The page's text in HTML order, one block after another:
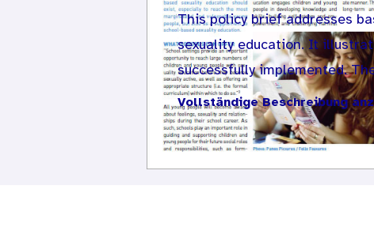
This policy brief addresses
sexuality education. It
successfully implemented.
relevance of sexuality
adolescents and yound adults;
framework conditions
Vollständige Beschreibung